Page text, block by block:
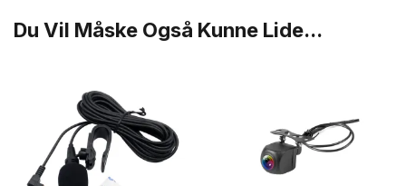
Du Vil Måske Også Kunne Lide...